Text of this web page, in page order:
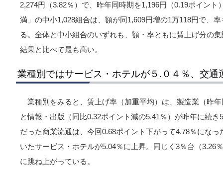
2,274円（3.82％）で、昨年同時期を1,196円（0.19ポイント
満」の中小1,028組合は、額が同1,609円増の1万118円で、
る。全体と中小組合のいずれも、額・率ともに賃上げ分の
結果と比べて最も高い。
業種別ではサービス・ホテルが５.０４％、交通
業種別をみると、賃上げ率（加重平均）は、製造業（昨
と情報・出版（同比0.32ポイント減の5.41％）が昨年に続
だった商業流通は、今回0.68ポイント下がって4.78％にな
いたサービス・ホテルが5.04％に上昇。同じく3％台（3.26
に跳ね上がっている。